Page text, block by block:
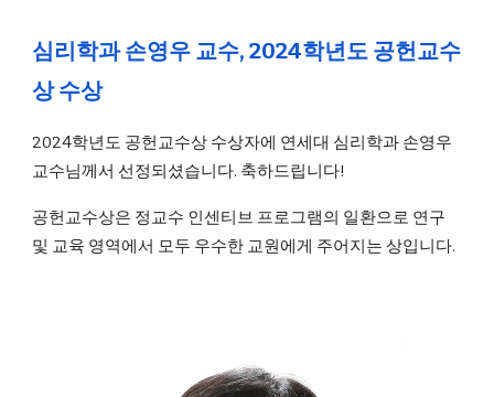
심리학과 손영우 교수, 2024학년도 공헌교수
상 수상
2024학년도 공헌교수상 수상자에 연세대 심리학과 손영우
교수님께서 선정되셨습니다. 축하드립니다!
공헌교수상은 정교수 인센티브 프로그램의 일환으로 연구
및 교육 영역에서 모두 우수한 교원에게 주어지는 상입니다.